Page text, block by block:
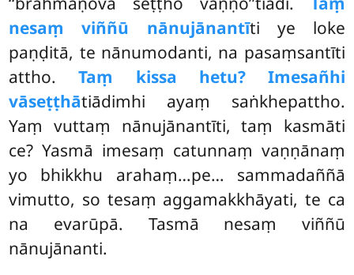
nesaṃ viññū nānujānantīti ye loke
paṇḍitā, te nānumodanti, na pasaṃsantīti
attho.Taṃ kissa hetu? Imesañhi
vāseṭṭhātiādimhi ayaṃ saṅkhepattho.
Yaṃ vuttaṃ nānujānantīti, taṃ kasmāti
ce? Yasmā imesaṃ catunnaṃ vaṇṇānaṃ
yo bhikkhu arahaṃ…pe… sammadaññā
vimutto, so tesaṃ aggamakkhāyati, te ca
na evarūpā. Tasmā nesaṃ viññū
nānujānanti.